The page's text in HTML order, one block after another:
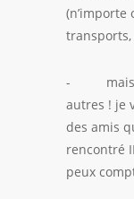
(n’importe
- mais
autres ! je
des amis
rencontré
peux